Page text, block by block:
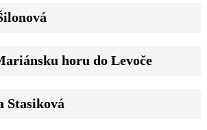
horu do Levoče
Stasiková